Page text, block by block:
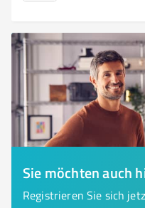
Sie möchten auch
Registrieren Sie sich